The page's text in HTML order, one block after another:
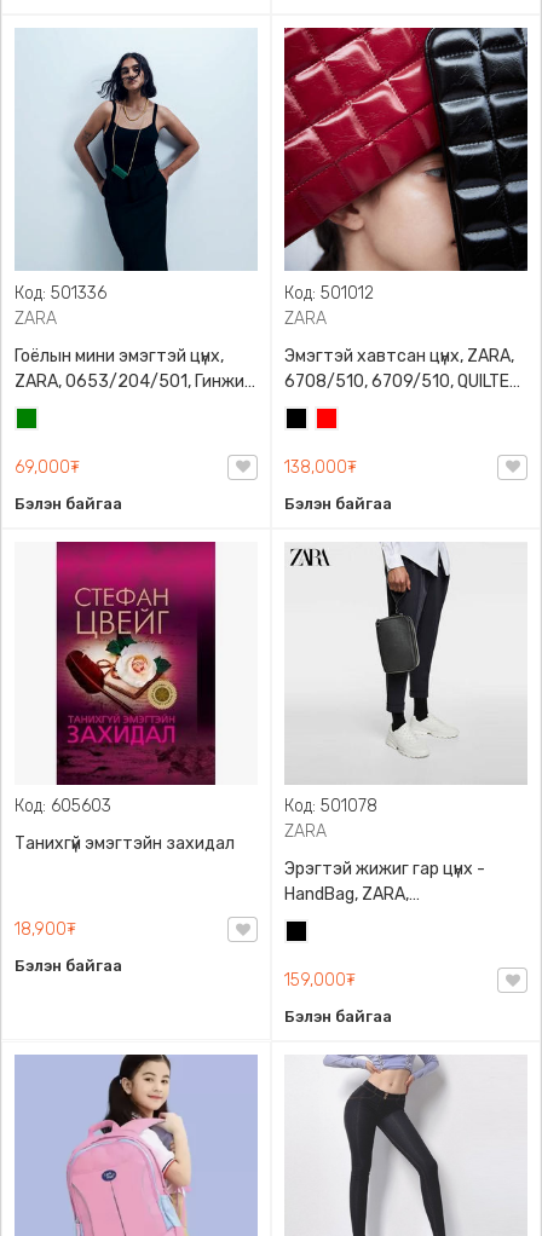
Код: 501336
ZARA
Гоёлын мини эмэгтэй цүнх,
ZARA, 0653/204/501, Гинжин
оосортой, Дотроо тольтой
69,000₮
Бэлэн байгаа
Код: 501012
ZARA
Эмэгтэй хавтсан цүнх, ZARA,
6708/510, 6709/510, QUILTED
CLUTCH BAGDETAILS, Лакан,
Гинжин оосортой
138,000₮
Бэлэн байгаа
Код: 605603
Танихгүй эмэгтэйн захидал
18,900₮
Бэлэн байгаа
Код: 501078
ZARA
Эрэгтэй жижиг гар цүнх -
HandBag, ZARA,
3720/005/040, PU арьс
159,000₮
Бэлэн байгаа